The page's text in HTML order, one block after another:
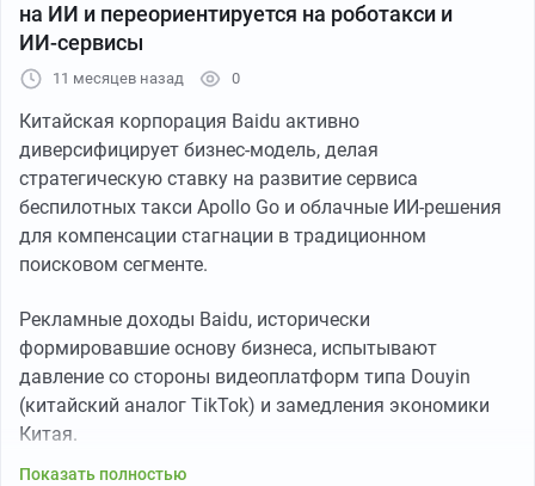
на ИИ и переориентируется на роботакси и
ИИ-сервисы
11 месяцев назад 0
Китайская корпорация Baidu активно
диверсифицирует бизнес-модель, делая
стратегическую ставку на развитие сервиса
беспилотных такси Apollo Go и облачные ИИ-решения
для компенсации стагнации в традиционном
поисковом сегменте.
Рекламные доходы Baidu, исторически
формировавшие основу бизнеса, испытывают
давление со стороны видеоплатформ типа Douyin
(китайский аналог TikTok) и замедления экономики
Китая.
Показать полностью